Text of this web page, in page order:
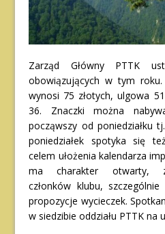
Zarząd Główny PTTK
obowiązujących w tym
wynosi 75 złotych, ulgowa
36. Znaczki można
począwszy od poniedziałku
poniedziałek spotyka się
celem ułożenia kalendarza
ma charakter otwarty,
członków klubu,
propozycje wycieczek.
w siedzibie oddziału PTTK na